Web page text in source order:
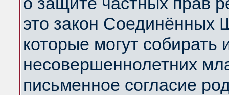
это закон Соединённых
которые могут
несовершеннолетних
письменное согласие